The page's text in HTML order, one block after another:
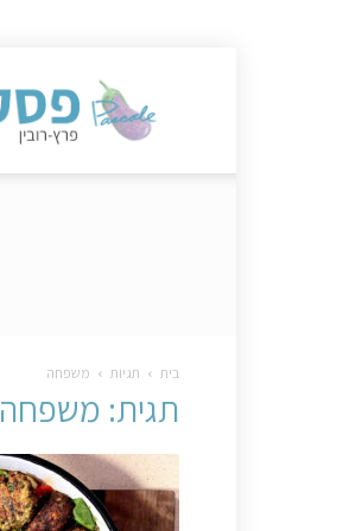
הקולינרי
פסקל
בית תגיות משפחה
תגית: משפחה